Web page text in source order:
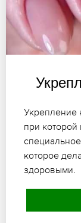
Укрепление
при которой
которое
здоровыми.